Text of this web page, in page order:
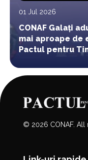
01 Jul 2026
CONAF Galați
mai aproape de
Pactul pentru
© 2026 CONAF. All